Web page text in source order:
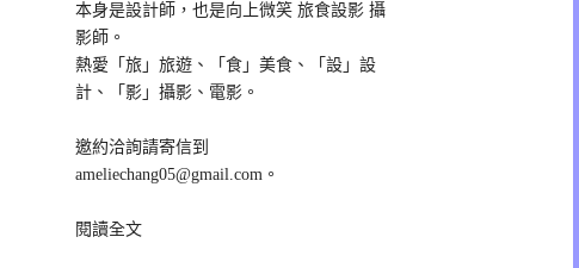
本身是設計師，也是向上微笑 旅食設影 攝
影師。
熱愛「旅」旅遊、「食」美食、「設」設
計、「影」攝影、電影。
邀約洽詢請寄信到
ameliechang05@gmail.com。
閱讀全文